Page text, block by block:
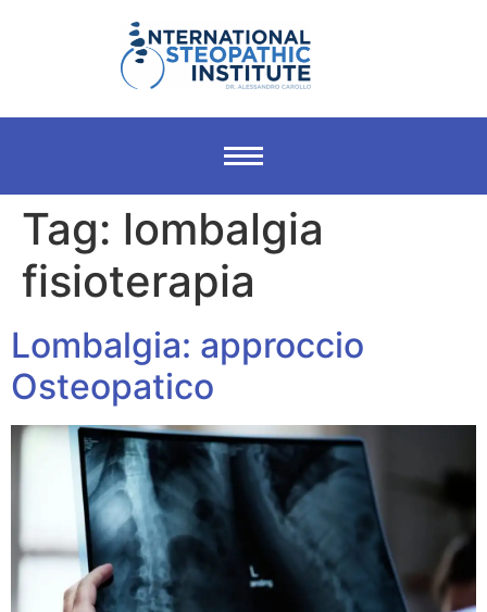
Tag: lombalgia
fisioterapia
Lombalgia: approccio
Osteopatico